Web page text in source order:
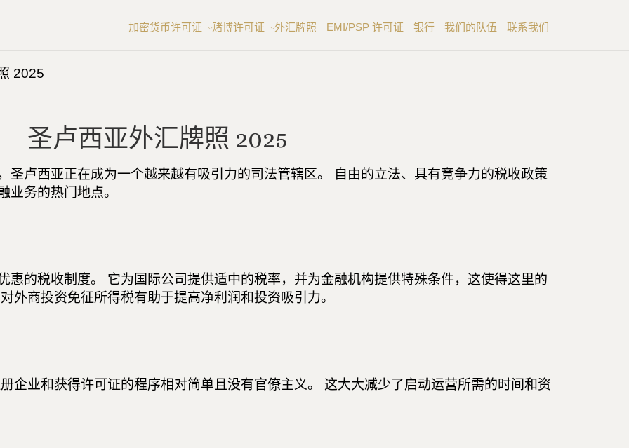
加密货币许可证 赌博许可证 外汇牌照 EMI/PSP 许可证 银行 我们的队伍 联系我们
2025
圣卢西亚外汇牌照 2025
圣卢西亚正在成为一个越来越有吸引力的司法管辖区。 自由的立法、具有竞争力的税收政策
业务的热门地点。
惠的税收制度。 它为国际公司提供适中的税率，并为金融机构提供特殊条件，这使得这里的
外商投资免征所得税有助于提高净利润和投资吸引力。
企业和获得许可证的程序相对简单且没有官僚主义。 这大大减少了启动运营所需的时间和资